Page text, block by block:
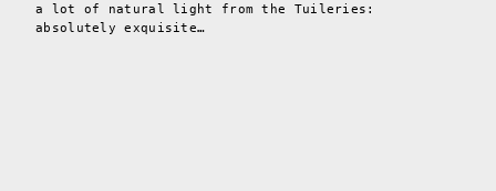
a lot of natural light from the Tuileries:
absolutely exquisite…